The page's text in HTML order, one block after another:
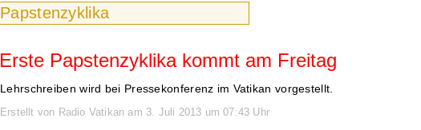
Papstenzyklika
Erste Papstenzyklika kommt am Freitag
Lehrschreiben wird bei Pressekonferenz im Vatikan vorgestellt.
Erstellt von Radio Vatikan am 3. Juli 2013 um 07:43 Uhr